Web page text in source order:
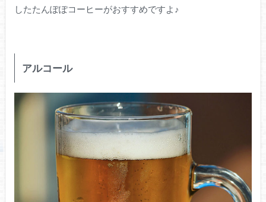
したたんぽぽコーヒーがおすすめですよ♪
アルコール